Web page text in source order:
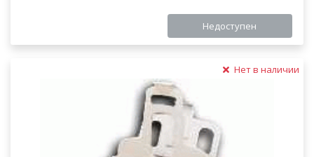
Недоступен
Нет в наличии